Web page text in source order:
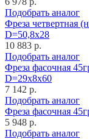
Подобрать аналог
Фреза четвертная
D=50,8x28
10 883 р.
Подобрать аналог
Фреза фасочная
D=29x8x60
7 142 р.
Подобрать аналог
Фреза фасочная
5 948 р.
Подобрать аналог